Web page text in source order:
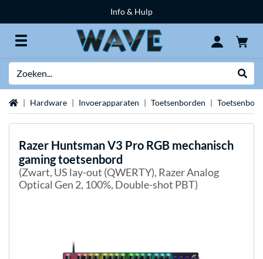
Info & Hulp
Home Hardware Invoerapparaten Toetsenborden
Razer Huntsman V3 Pro RGB mechanisch
gaming toetsenbord
(Zwart, US lay-out (QWERTY), Razer Analog
Optical Gen 2, 100%, Double-shot PBT)